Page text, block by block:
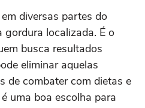
diversas partes do
gordura localizada. É o
busca resultados
eliminar aquelas
de combater com dietas e
uma boa escolha para